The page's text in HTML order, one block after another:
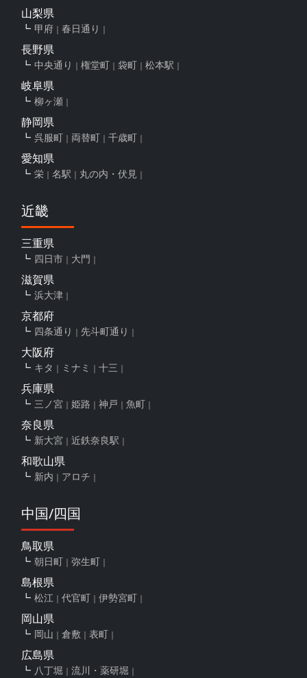
山梨県
甲府 春日通り
長野県
中央通り 権堂町 袋町 松本駅
岐阜県
柳ヶ瀬
静岡県
呉服町 両替町 千歳町
愛知県
栄 名駅 丸の内・伏見
近畿
三重県
四日市 大門
滋賀県
浜大津
京都府
四条通り 先斗町通り
大阪府
キタ ミナミ 十三
兵庫県
三ノ宮 姫路 神戸 魚町
奈良県
新大宮 近鉄奈良駅
和歌山県
新内 アロチ
中国/四国
鳥取県
朝日町 弥生町
島根県
松江 代官町 伊勢宮町
岡山県
岡山 倉敷 表町
広島県
八丁堀 流川・薬研堀